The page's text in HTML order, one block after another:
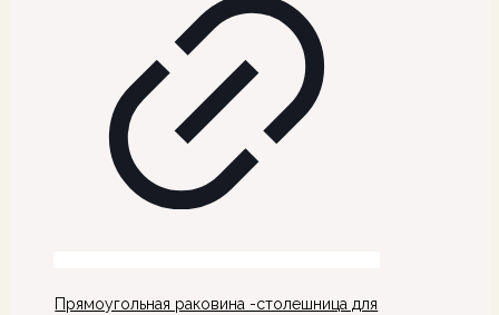
Прямоугольная раковина -столешница для